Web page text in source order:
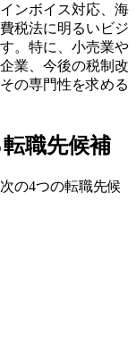
ンボイス対応、海
税法に明るいビジ
。特に、小売業や
業、今後の税制改
の専門性を求める
職先候補
の4つの転職先候